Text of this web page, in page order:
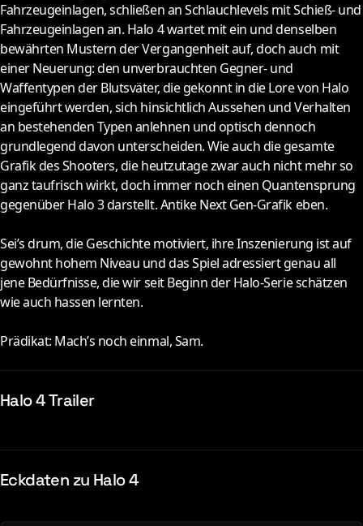
Fahrzeugeinlagen, schließen an Schlauchlevels mit Schieß- und
Fahrzeugeinlagen an. Halo 4 wartet mit ein und denselben
bewährten Mustern der Vergangenheit auf, doch auch mit
einer Neuerung: den unverbrauchten Gegner- und
Waffentypen der Blutsväter, die gekonnt in die Lore von Halo
eingeführt werden, sich hinsichtlich Aussehen und Verhalten
an bestehenden Typen anlehnen und optisch dennoch
grundlegend davon unterscheiden. Wie auch die gesamte
Grafik des Shooters, die heutzutage zwar auch nicht mehr so
ganz taufrisch wirkt, doch immer noch einen Quantensprung
gegenüber Halo 3 darstellt. Antike Next Gen-Grafik eben.
Sei’s drum, die Geschichte motiviert, ihre Inszenierung ist auf
gewohnt hohem Niveau und das Spiel adressiert genau all
jene Bedürfnisse, die wir seit Beginn der Halo-Serie schätzen
wie auch hassen lernten.
Prädikat: Mach’s noch einmal, Sam.
Halo 4 Trailer
Eckdaten zu Halo 4